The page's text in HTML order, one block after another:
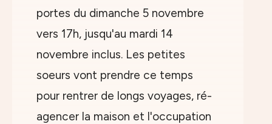
portes du dimanche 5 novembre
vers 17h, jusqu'au mardi 14
novembre inclus. Les petites
soeurs vont prendre ce temps
pour rentrer de longs voyages, ré-
agencer la maison et l'occupation